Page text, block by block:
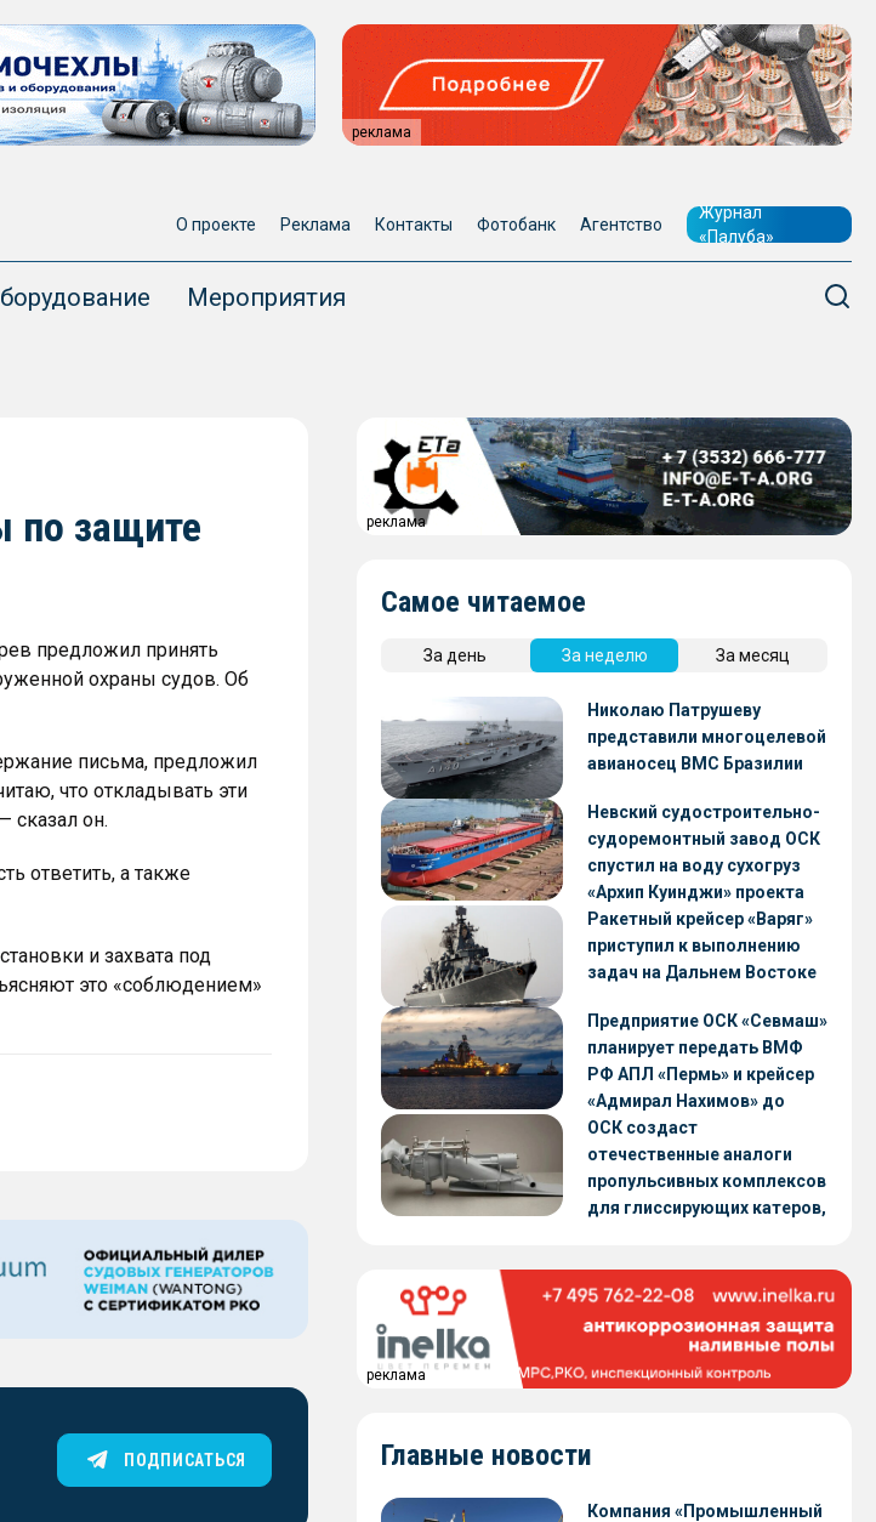
реклама
О проекте Реклама Контакты Фотобанк Агентство
Журнал
«Палуба»
Мероприятия
по защите
предложил принять
охраны судов. Об
письма, предложил
что откладывать эти
сказал он.
ответить, а также
и захвата под
это «соблюдением»
ПОДПИСАТЬСЯ
реклама
Самое читаемое
За день За неделю За месяц
Николаю Патрушеву
представили многоцелевой
авианосец ВМС Бразилии
Невский судостроительно-
судоремонтный завод ОСК
спустил на воду сухогруз
«Архип Куинджи» проекта
RSD59
Ракетный крейсер «Варяг»
приступил к выполнению
задач на Дальнем Востоке
Предприятие ОСК «Севмаш»
планирует передать ВМФ
РФ АПЛ «Пермь» и крейсер
«Адмирал Нахимов» до
конца 2026 года
ОСК создаст
отечественные аналоги
пропульсивных комплексов
для глиссирующих катеров,
реклама
Главные новости
Компания «Промышленный